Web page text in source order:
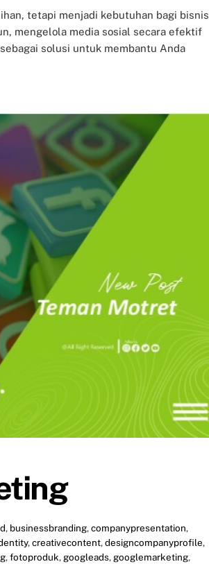
tetapi menjadi kebutuhan bagi bisnis
mengelola media sosial secara efektif
solusi untuk membantu Anda
, businessbranding,companypresentation,
,creativecontent,designcompanyprofile,
,fotoproduk,googleads,googlemarketing,